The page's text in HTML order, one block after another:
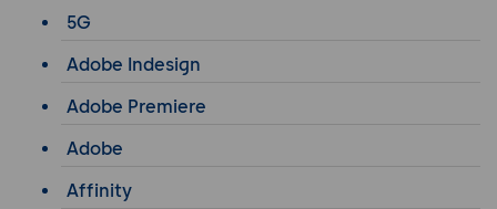
5G
Adobe Indesign
Adobe Premiere
Adobe
Affinity